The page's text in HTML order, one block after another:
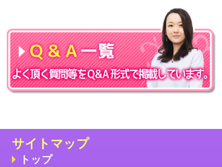
サイトマップ
トップ